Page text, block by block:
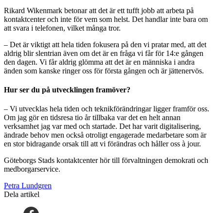
Rikard Wikenmark betonar att det är ett tufft jobb att arbeta på
kontaktcenter och inte för vem som helst. Det handlar inte bara om
att svara i telefonen, vilket många tror.
– Det är viktigt att hela tiden fokusera på den vi pratar med, att det
aldrig blir slentrian även om det är en fråga vi får för 14:e gången
den dagen. Vi får aldrig glömma att det är en människa i andra
änden som kanske ringer oss för första gången och är jättenervös.
Hur ser du på utvecklingen framöver?
– Vi utvecklas hela tiden och teknikförändringar ligger framför oss.
Om jag gör en tidsresa tio år tillbaka var det en helt annan
verksamhet jag var med och startade. Det har varit digitalisering,
ändrade behov men också otroligt engagerade medarbetare som är
en stor bidragande orsak till att vi förändras och håller oss à jour.
Göteborgs Stads kontaktcenter hör till förvaltningen demokrati och
medborgarservice.
Petra Lundgren
Dela artikel